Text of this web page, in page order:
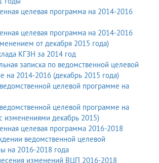
целевая программа на 2014-2016
целевая программа на 2014-2016
от декабря 2015 года)
КГЗН за 2014 год
записка по ведомственной целевой
на 2014-2016 (декабрь 2015 года)
целевой программе на
целевой программе на
изменениями декабрь 2015)
целевая программа 2016-2018
ведомственной целевой
на 2016-2018 года
изменений ВЦП 2016-2018